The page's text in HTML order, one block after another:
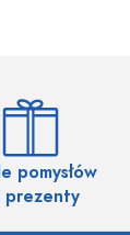
pomysłów
prezenty